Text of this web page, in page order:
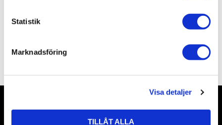
Statistik
Marknadsföring
Visa detaljer
TILLÅT ALLA
Nyhetsbrev